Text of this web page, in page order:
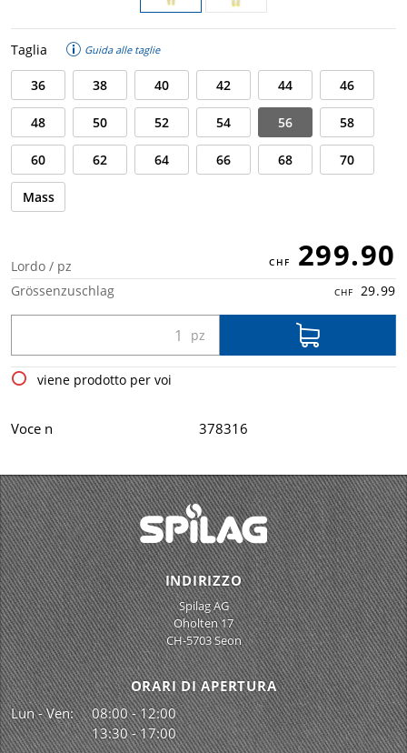
Taglia Guida alle taglie
36 38 40 42 44 46
48 50 52 54 56 58
60 62 64 66 68 70
Mass
Lordo / pz 299.90
Grössenzuschlag 29.99
viene prodotto per voi
Voce n 378316
INDIRIZZO
Spilag AG
Oholten 17
CH-5703 Seon
ORARI DI APERTURA
Lun - Ven:
08:00 - 12:00
13:30 - 17:00